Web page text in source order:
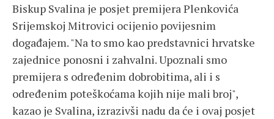
Biskup Svalina je posjet premijera Plenkovića
Srijemskoj Mitrovici ocijenio povijesnim
događajem. "Na to smo kao predstavnici hrvatske
zajednice ponosni i zahvalni. Upoznali smo
premijera s određenim dobrobitima, ali i s
određenim poteškoćama kojih nije mali broj",
kazao je Svalina, izrazivši nadu da će i ovaj posjet